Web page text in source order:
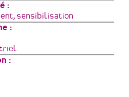
sensibilisation